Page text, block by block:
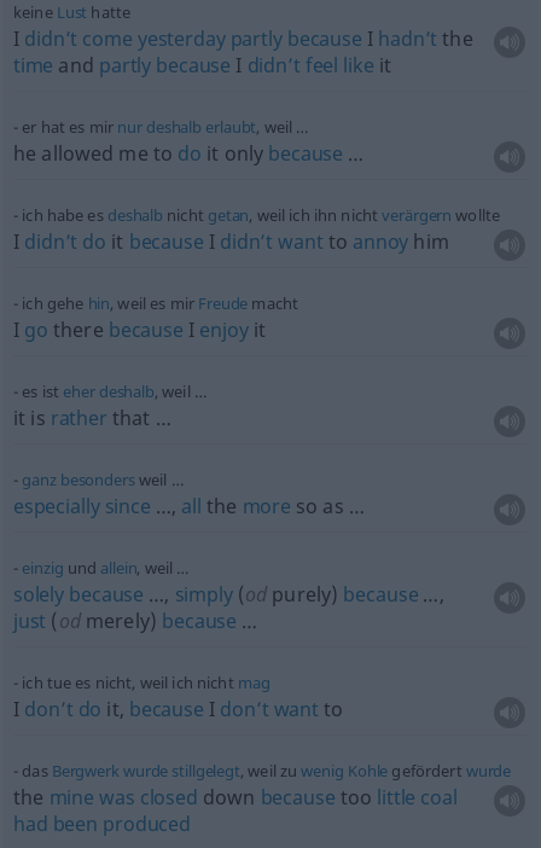
keine Lust hatte
I didn’t come yesterday partly because I hadn’t the
time and partly because I didn’t feel like it
er hat es mir nur deshalb erlaubt, weil …
he allowed me to do it only because …
ich habe es deshalb nicht getan, weil ich ihn nichtverärgern wollte
I didn’t do it because I didn’t want to annoy him
ich gehe hin, weil es mir Freude macht
I go there because I enjoyit
es ist eher deshalb, weil …
it is rather that …
ganz besondersweil …
especially since …, all the more so as …
einzig und allein, weil …
solely because …, simply(od purely) because …,
just (odmerely) because …
ich tue es nicht, weil ich nicht mag
I don’t do it, because I don’t want to
das Bergwerkwurde stillgelegt, weil zuwenig Kohle gefördert wurde
the mine was closed down because too little coal
had been produced